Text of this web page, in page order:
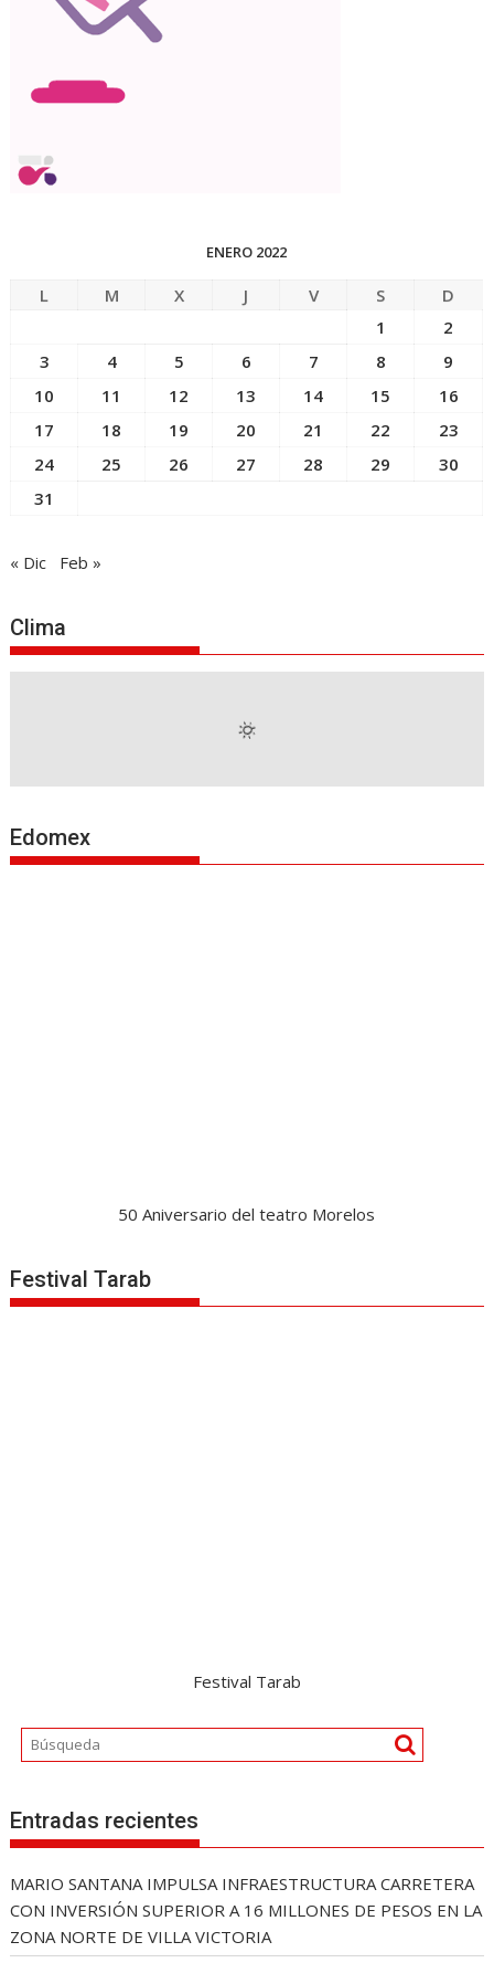
ENERO 2022
L M X J V S
D
1
2
3
4 5 6 7 8
9
10
11 12 13 14 15
16
17
18 19 20 21 22
23
24
25 26 27 28 29
30
31
« Dic Feb »
Clima
Edomex
50 Aniversario del teatro Morelos
Festival Tarab
Festival Tarab
Entradas recientes
MARIO SANTANA IMPULSA INFRAESTRUCTURA CARRETERA
CON INVERSIÓN SUPERIOR A 16 MILLONES DE PESOS EN LA
ZONA NORTE DE VILLA VICTORIA